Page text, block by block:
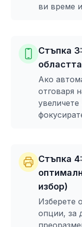
ви време
Стъпка
Ако
отговаря
Стъпка
избор)
Изберете
опции, за